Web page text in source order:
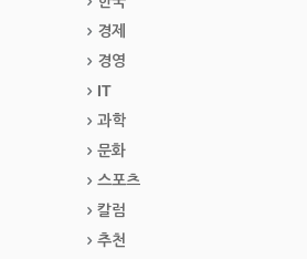
경제
경영
IT
과학
문화
스포츠
칼럼
추천